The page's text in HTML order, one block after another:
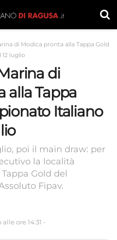
di Modica pronta alla Tappa Gold
luglio
di
alla Tappa
Italiano
poi il main draw: per
la località
Gold del
Fipav.
ore 14:31 -